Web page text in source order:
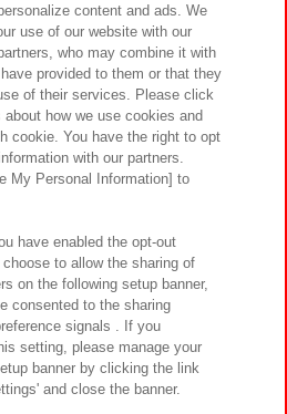
ナビリティ サイトポリシー
ウェブアクセシビリティ方針と検証結果
に
針 よくあるご質問・お問い合わせ
Amusement Inc.
content and ads. We
use of our website with our
who may combine it with
provided to them or that they
of their services. Please click
how we use cookies and
cookie. You have the right to opt
with our partners.
My Personal Information] to
have enabled the opt-out
to allow the sharing of
on the following setup banner,
consented to the sharing
signals . If you
setting, please manage your
banner by clicking the link
and close the banner.